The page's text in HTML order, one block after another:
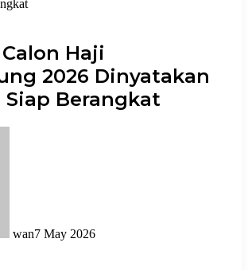
Haji
2026 Dinyatakan
Siap Berangkat
wan7 May 2026